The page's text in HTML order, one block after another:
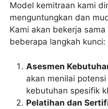
Model kemitraan kami
menguntungkan dan
Kami akan bekerja
beberapa langkah kunci:
Asesmen
akan menilai
kebutuhan spesifik
Pelatihan dan